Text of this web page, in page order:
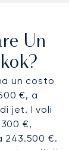
come
in
i tempi
Hin (35
cena
in base
Un
un costo
€, a
jet. I voli
€,
243.500 €.